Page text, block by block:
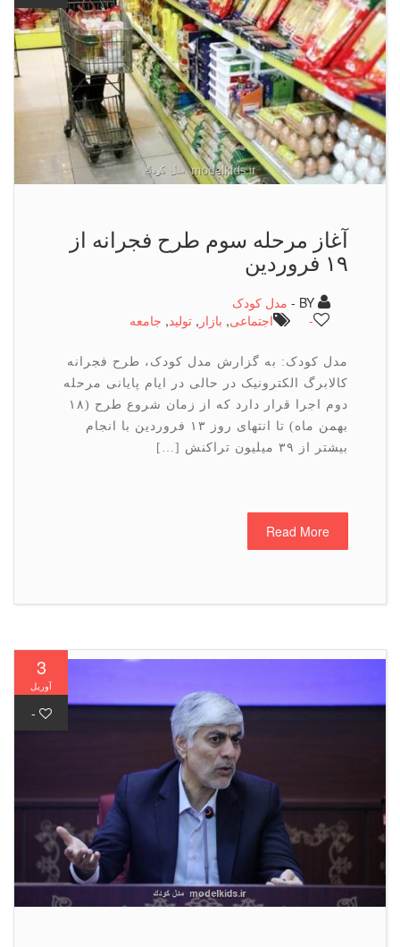
آغاز مرحله سوم طرح فجرانه از
مدل کودک
اجتماعی,بازار,تولید,جامعه
مدل کودک: به گزارش مدل کودک، طرح فجرانه
کالابرگ الکترونیک در حالی در ایام پایانی مرحله
دوم اجرا قرار دارد که از زمان شروع طرح (۱۸
بهمن ماه) تا انتهای روز ۱۳ فروردین با انجام
بیشتر از ۳۹ میلیون تراکنش […]
Read More
3
-